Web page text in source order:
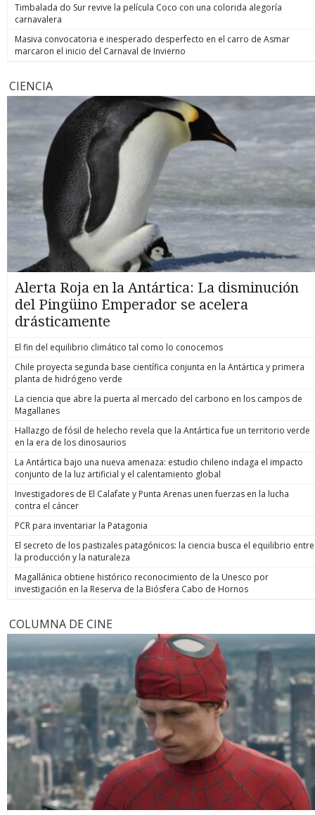
Timbalada do Sur revive la película Coco con una colorida alegoría
carnavalera
Masiva convocatoria e inesperado desperfecto en el carro de Asmar
marcaron el inicio del Carnaval de Invierno
CIENCIA
Alerta Roja en la Antártica: La disminución
del Pingüino Emperador se acelera
drásticamente
El fin del equilibrio climático tal como lo conocemos
Chile proyecta segunda base científica conjunta en la Antártica y primera
planta de hidrógeno verde
La ciencia que abre la puerta al mercado del carbono en los campos de
Magallanes
Hallazgo de fósil de helecho revela que la Antártica fue un territorio verde
en la era de los dinosaurios
La Antártica bajo una nueva amenaza: estudio chileno indaga el impacto
conjunto de la luz artificial y el calentamiento global
Investigadores de El Calafate y Punta Arenas unen fuerzas en la lucha
contra el cáncer
PCR para inventariar la Patagonia
El secreto de los pastizales patagónicos: la ciencia busca el equilibrio entre
la producción y la naturaleza
Magallánica obtiene histórico reconocimiento de la Unesco por
investigación en la Reserva de la Biósfera Cabo de Hornos
COLUMNA DE CINE